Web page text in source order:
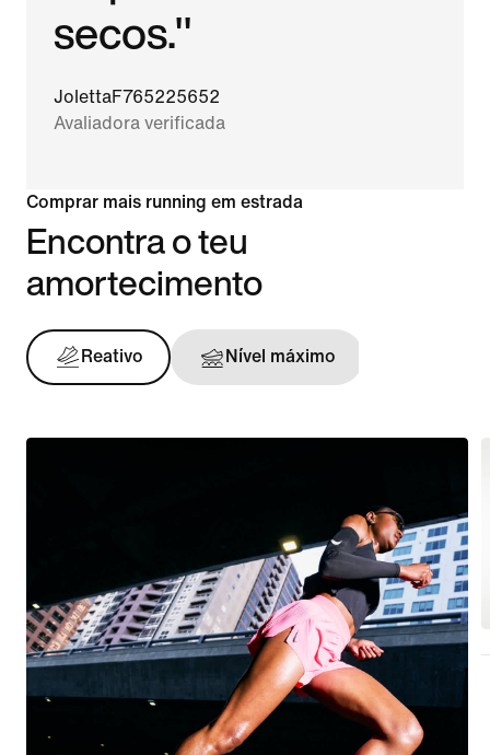
secos."
JolettaF765225652
Avaliadora verificada
Comprar mais running em estrada
Encontra o teu
amortecimento
Reativo Nível máximo